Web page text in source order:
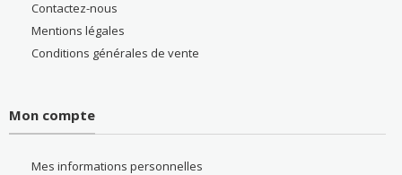
Contactez-nous
Mentions légales
Conditions générales de vente
Mon compte
Mes informations personnelles